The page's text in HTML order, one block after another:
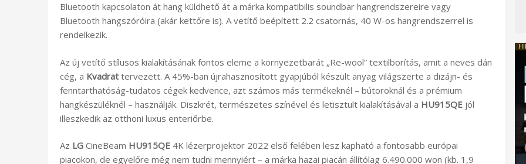
Bluetooth kapcsolaton át hang küldhető át a márka kompatibilis soundbar hangrendszereire vagy
Bluetooth hangszóróira (akár kettőre is). A vetítő beépített 2.2 csatornás, 40 W-os hangrendszerrel is
rendelkezik.
Az új vetítő stílusos kialakításának fontos eleme a környezetbarát „Re-wool” textilborítás, amit a neves dán
cég, a Kvadrat tervezett. A 45%-ban újrahasznosított gyapjúból készült anyag világszerte a dizájn- és
fenntarthatóság-tudatos cégek kedvence, azt számos más termékeknél – bútoroknál és a prémium
hangkészüléknél – használják. Diszkrét, természetes színével és letisztult kialakításával a HU915QE jól
illeszkedik az otthoni luxus enteriőrbe.
Az LG CineBeam HU915QE 4K lézerprojektor 2022 első felében lesz kapható a fontosabb európai
piacokon, de egyelőre még nem tudni mennyiért – a márka hazai piacán állítólag 6.490.000 won (kb. 1,9